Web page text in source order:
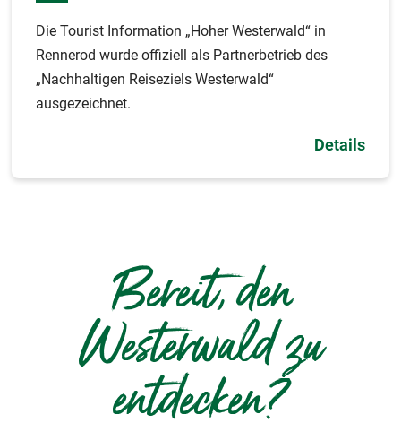
Die Tourist Information „Hoher Westerwald“ in
Rennerod wurde offiziell als Partnerbetrieb des
„Nachhaltigen Reiseziels Westerwald“
ausgezeichnet.
Details
Bereit, den
Westerwald zu
entdecken?